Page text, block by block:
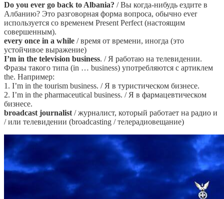
Do you ever go back to Albania? / Вы когда-нибудь ездите в
Албанию? Это разговорная форма вопроса, обычно ever
используется со временем Present Perfect (настоящим
совершенным).
every once in a while / время от времени, иногда (это
устойчивое выражение)
I’m in the television business. / Я работаю на телевидении.
Фразы такого типа (in … business) употребляются с артиклем
the. Например:
1. I’m in the tourism business. / Я в туристическом бизнесе.
2. I’m in the pharmaceutical business. / Я в фармацевтическом
бизнесе.
broadcast journalist / журналист, который работает на радио и
/ или телевидении (broadcasting / телерадиовещание)